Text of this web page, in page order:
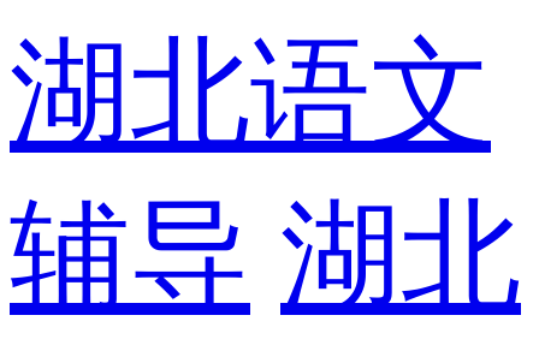
湖北语文
辅导 湖北